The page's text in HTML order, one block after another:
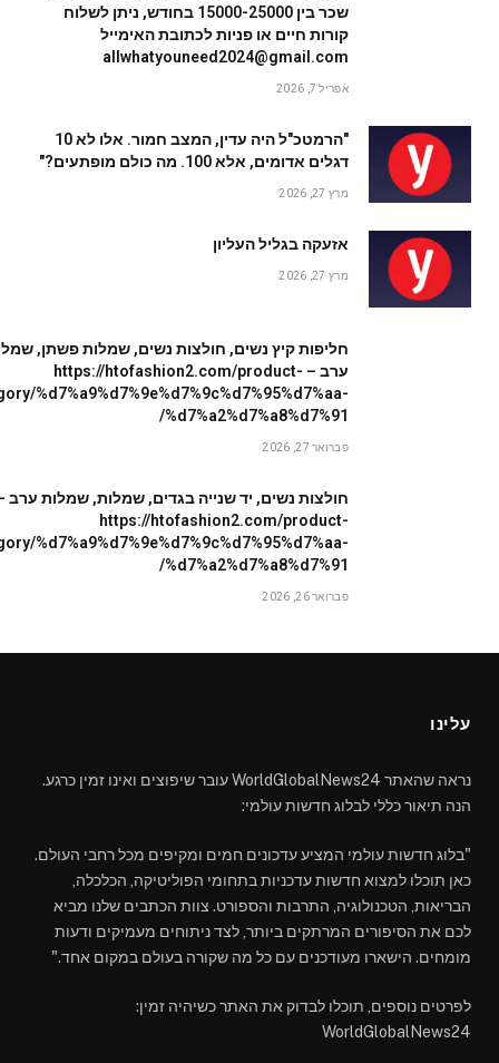
שכר בין 15000-25000 בחודש, ניתן לשלוח
קורות חיים או פניות לכתובת האימייל
allwhatyouneed2024@gmail.com
אפריל 7, 2026
"הרמטכ"ל היה עדין, המצב חמור. אלו לא 10
דגלים אדומים, אלא 100. מה כולם מופתעים?"
מרץ 27, 2026
אזעקה בגליל העליון
מרץ 27, 2026
חליפות קיץ נשים, חולצות נשים, שמלות פשתן,
ערב – https://htofashion2.com/product-
%d7%a9%d7%9e%d7%9c%d7%95%d7%aa-
%d7%a2%d7%a8%d7%91/
פברואר 27, 2026
חולצות נשים, יד שנייה בגדים, שמלות, שמלות ערב
https://htofashion2.com/product-
%d7%a9%d7%9e%d7%9c%d7%95%d7%aa-
%d7%a2%d7%a8%d7%91/
פברואר 26, 2026
עלינו
נראה שהאתר WorldGlobalNews24 עובר שיפוצים ואינו זמין כרגע.
הנה תיאור כללי לבלוג חדשות עולמי:
"בלוג חדשות עולמי המציע עדכונים חמים ומקיפים מכל רחבי העולם.
כאן תוכלו למצוא חדשות עדכניות בתחומי הפוליטיקה, הכלכלה,
הבריאות, הטכנולוגיה, התרבות והספורט. צוות הכתבים שלנו מביא
לכם את הסיפורים המרתקים ביותר, לצד ניתוחים מעמיקים ודעות
מומחים. הישארו מעודכנים עם כל מה שקורה בעולם במקום אחד."
לפרטים נוספים, תוכלו לבדוק את האתר כשיהיה זמין:
WorldGlobalNews24